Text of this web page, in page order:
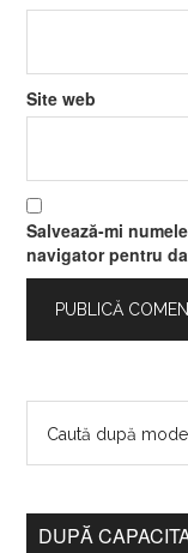
Site web
Salvează-mi
navigator pentru
DUPĂ